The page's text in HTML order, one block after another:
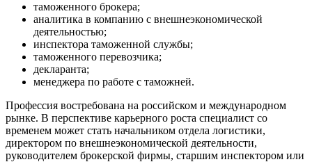
таможенного брокера;
аналитика в компанию с внешнеэкономической
деятельностью;
инспектора таможенной службы;
таможенного перевозчика;
декларанта;
менеджера по работе с таможней.
Профессия востребована на российском и международном
рынке. В перспективе карьерного роста специалист со
временем может стать начальником отдела логистики,
директором по внешнеэкономической деятельности,
руководителем брокерской фирмы, старшим инспектором или